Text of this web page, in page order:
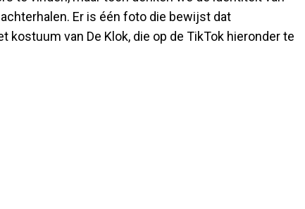
Er is één foto die bewijst dat
kostuum van De Klok, die op de TikTok hieronder te